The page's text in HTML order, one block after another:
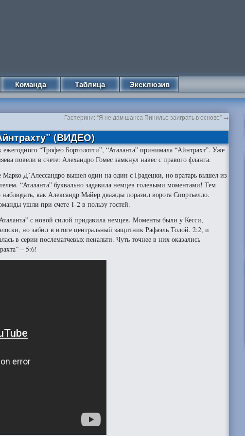
Команда Таблица Эксклюзив
Гасперини: “Я не дам шанса Пинилье заиграть в основе” →
(ВИДЕО)
ежегодного “Трофео Бортолотти”, “Аталанта” принимала “Айнтрахт”. Уже
повели в счете: Алехандро Гомес замкнул навес с правого фланга.
Марко Д’Алессандро вышел один на один с Градецки, но вратарь вышел из
“Аталанта” буквально задавила немцев голевыми моментами! Тем
наблюдать, как Александр Майер дважды поразил ворота Спортьелло.
ушли при счете 1-2 в пользу гостей.
с новой силой придавила немцев. Моменты были у Кесси,
но забил в итоге центральный защитник Рафаэль Толой. 2:2, и
в серии послематчевых пенальти. Чуть точнее в них оказались
– 5:6!